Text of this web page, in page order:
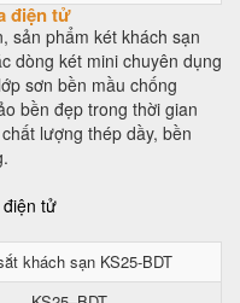
điện tử
sản phẩm két khách sạn
dòng két mini chuyên dụng
sơn bền mầu chống
bền đẹp trong thời gian
lượng thép dầy, bền
khách sạn KS25-BDT